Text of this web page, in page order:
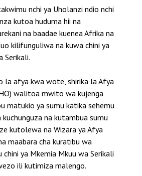
nchi ya Uholanzi ndio nchi
kutoa huduma hii na
na baadae kuenea Afrika na
kilifunguliwa na kuwa chini ya
Serikali.
la afya kwa wote, shirika la Afya
walitoa mwito wa kujenga
matukio ya sumu katika sehemu
na kutambua sumu
kutolewa na Wizara ya Afya
maabara cha kuratibu wa
ya Mkemia Mkuu wa Serikali
ili kutimiza malengo.